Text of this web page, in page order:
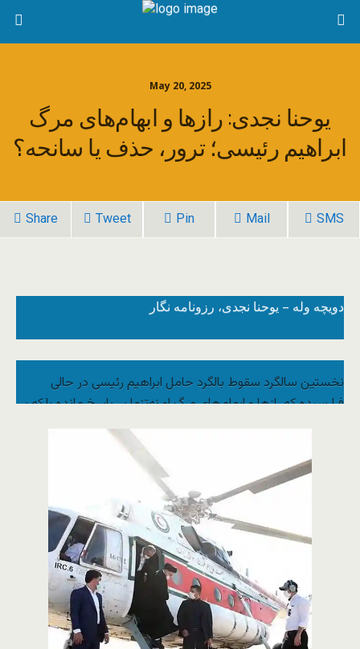
May 20, 2025
یوحنا نجدی: رازها و ابهام‌های مرگ
ابراهیم رئیسی؛ ترور، حذف یا سانحه؟
Share Tweet Pin Mail SMS
دویچه وله – یوحنا نجدی، رزونامه نگار
نخستین سالگرد سقوط بالگرد حامل ابراهیم رئیسی در حالی
فرارسیده که رازها و ابهام‌های مرگ او نه‌تنها بی‌پاسخ مانده‌ بلکه بر
شمار آنها نیز افزوده شده‌ است. حذف سیاسی، ترور توسط اسرائیل
یا سانحه‌ای عادی؟ تحقیقی از یوحنا نجدی.